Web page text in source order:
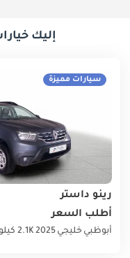
إليك
سيارات مميزة
رينو داستر
أطلب السعر
أبوظبي خليجي 20252.1K كيلومتر